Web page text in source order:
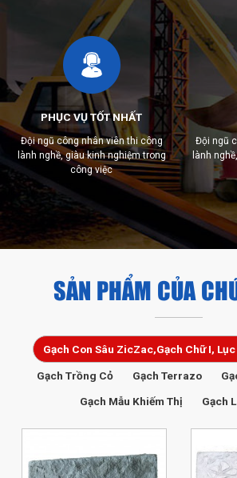
PHỤC VỤ TỐT NHẤT
Đội ngũ công nhân viên thi công
lành nghề, giàu kinh nghiệm trong
công việc
Đội ngũ
lành
SẢN PHẨM CỦA
Gạch Con Sâu ZicZac,Gạch Chữ I,
Gạch Trồng Cỏ Gạch Terrazo
Gạch Mẫu Khiếm Thị
Gạch